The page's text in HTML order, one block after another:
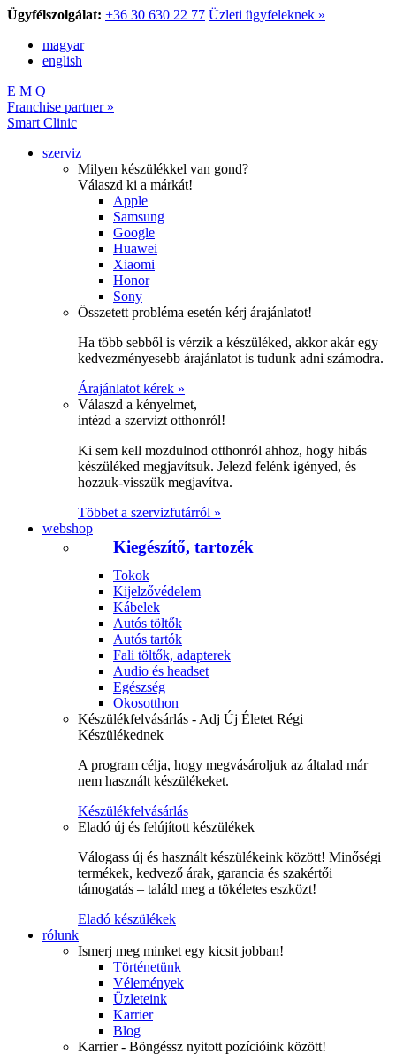
Ügyfélszolgálat: +36 30 630 22 77 Üzleti ügyfeleknek »
magyar
english
E M Q
Franchise partner »
Smart Clinic
szerviz
Milyen készülékkel van gond?
Válaszd ki a márkát!
Apple
Samsung
Google
Huawei
Xiaomi
Honor
Sony
Összetett probléma esetén kérj árajánlatot!
Ha több sebből is vérzik a készüléked, akkor akár egy
kedvezményesebb árajánlatot is tudunk adni számodra.
Árajánlatot kérek »
Válaszd a kényelmet,
intézd a szervizt otthonról!
Ki sem kell mozdulnod otthonról ahhoz, hogy hibás
készüléked megjavítsuk. Jelezd felénk igényed, és
hozzuk-visszük megjavítva.
Többet a szervizfutárról »
webshop
Kiegészítő, tartozék
Tokok
Kijelzővédelem
Kábelek
Autós töltők
Autós tartók
Fali töltők, adapterek
Audio és headset
Egészség
Okosotthon
Készülékfelvásárlás - Adj Új Életet Régi
Készülékednek
A program célja, hogy megvásároljuk az általad már
nem használt készülékeket.
Készülékfelvásárlás
Eladó új és felújított készülékek
Válogass új és használt készülékeink között! Minőségi
termékek, kedvező árak, garancia és szakértői
támogatás – találd meg a tökéletes eszközt!
Eladó készülékek
rólunk
Ismerj meg minket egy kicsit jobban!
Történetünk
Vélemények
Üzleteink
Karrier
Blog
Karrier - Böngéssz nyitott pozícióink között!